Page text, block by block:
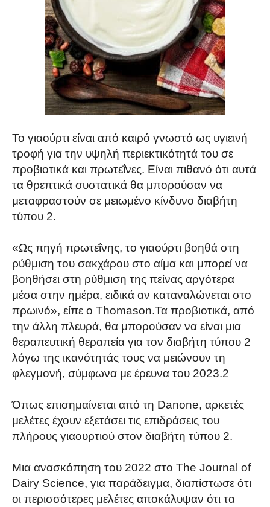
Το γιαούρτι είναι από καιρό γνωστό ως υγιεινή
τροφή για την υψηλή περιεκτικότητά του σε
προβιοτικά και πρωτεΐνες. Είναι πιθανό ότι αυτά
τα θρεπτικά συστατικά θα μπορούσαν να
μεταφραστούν σε μειωμένο κίνδυνο διαβήτη
τύπου 2.
«Ως πηγή πρωτεΐνης, το γιαούρτι βοηθά στη
ρύθμιση του σακχάρου στο αίμα και μπορεί να
βοηθήσει στη ρύθμιση της πείνας αργότερα
μέσα στην ημέρα, ειδικά αν καταναλώνεται στο
πρωινό», είπε ο Thomason.Τα προβιοτικά, από
την άλλη πλευρά, θα μπορούσαν να είναι μια
θεραπευτική θεραπεία για τον διαβήτη τύπου 2
λόγω της ικανότητάς τους να μειώνουν τη
φλεγμονή, σύμφωνα με έρευνα του 2023.2
Όπως επισημαίνεται από τη Danone, αρκετές
μελέτες έχουν εξετάσει τις επιδράσεις του
πλήρους γιαουρτιού στον διαβήτη τύπου 2.
Μια ανασκόπηση του 2022 στο The Journal of
Dairy Science, για παράδειγμα, διαπίστωσε ότι
οι περισσότερες μελέτες αποκάλυψαν ότι τα